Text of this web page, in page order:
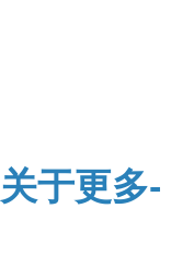
关于更多-